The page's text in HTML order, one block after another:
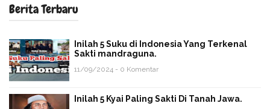
Berita Terbaru
Inilah 5 Suku di Indonesia Yang Terkenal
Sakti mandraguna.
11/09/2024 - 0 Komentar
Inilah 5 Kyai Paling Sakti Di Tanah Jawa.